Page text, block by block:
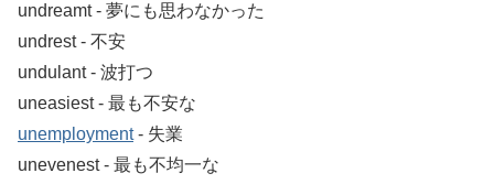
undreamt ‐ 夢にも思わなかった
undrest ‐ 不安
undulant ‐ 波打つ
uneasiest ‐ 最も不安な
unemployment‐ 失業
unevenest ‐ 最も不均一な